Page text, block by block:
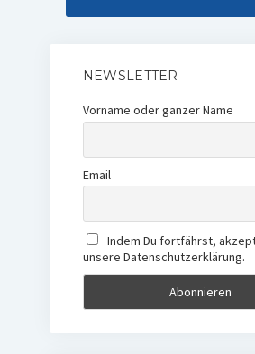
NEWSLETTER
Vorname oder ganzer Name
Email
Indem Du fortfährst,
unsere Datenschutzerklärung.